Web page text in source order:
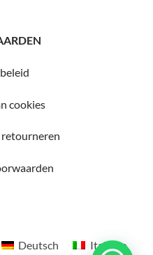
cookies
retourneren
Deutsch Italiano